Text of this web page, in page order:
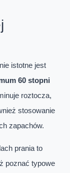
istotne jest
60 stopni
roztocza,
stosowanie
zapachów.
prania to
poznać typowe